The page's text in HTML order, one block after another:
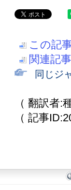
この記
関連記
同じジャ
（ 翻訳者:
（ 記事